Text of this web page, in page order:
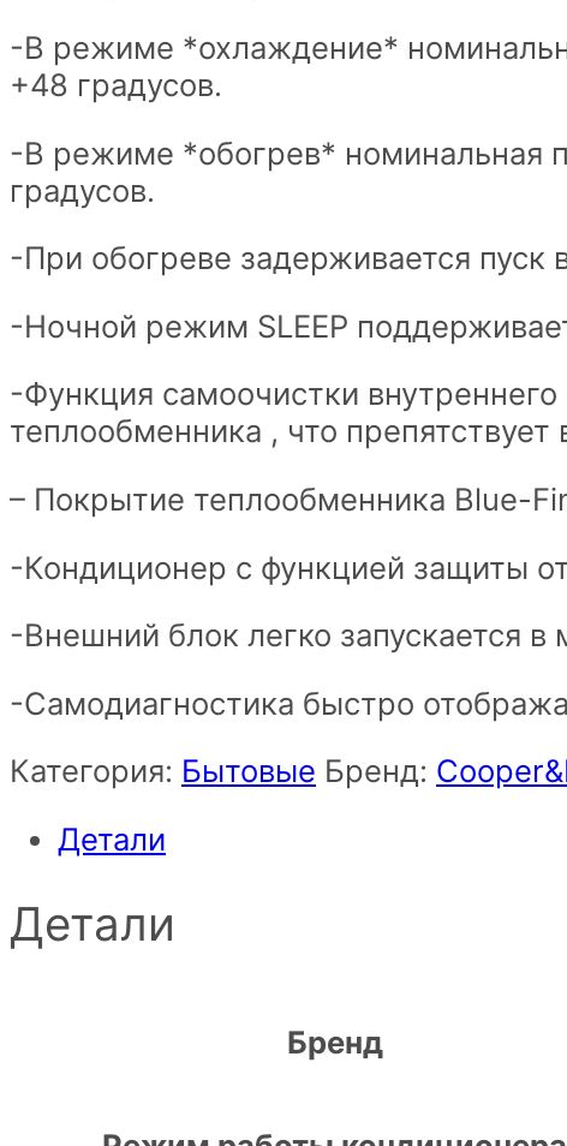
-В режиме *охлаждение*
+48 градусов.
-В режиме *обогрев* номинальная
градусов.
-При обогреве задерживается
-Ночной режим SLEEP
-Функция самоочистки
теплообменника , что
– Покрытие теплообменника Blue-
-Кондиционер с функцией защиты
-Внешний блок легко запускается
-Самодиагностика быстро
Категория: Бытовые Бренд:
Детали
Детали
Бренд